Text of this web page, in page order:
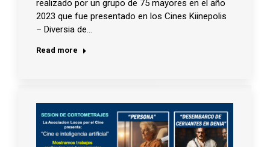
realizado por un grupo de 75 mayores en el año
2023 que fue presentado en los Cines Kiinepolis
– Diversia de…
Read more